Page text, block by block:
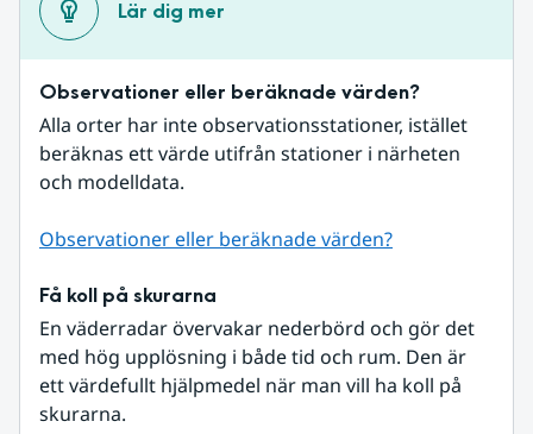
Lär dig mer
Observationer eller beräknade värden?
Alla orter har inte observationsstationer, istället
beräknas ett värde utifrån stationer i närheten
och modelldata.
Observationer eller beräknade värden?
Få koll på skurarna
En väderradar övervakar nederbörd och gör det
med hög upplösning i både tid och rum. Den är
ett värdefullt hjälpmedel när man vill ha koll på
skurarna.